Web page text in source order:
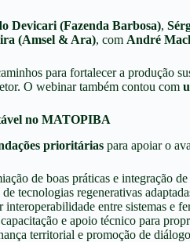
Devicari (Fazenda Barbosa),
(Amsel & Ara), com André
para fortalecer a produção
O webinar também contou com
no MATOPIBA
prioritárias para apoiar o
de boas práticas e integração
tecnologias regenerativas
entre sistemas e
e apoio técnico para
territorial e promoção de